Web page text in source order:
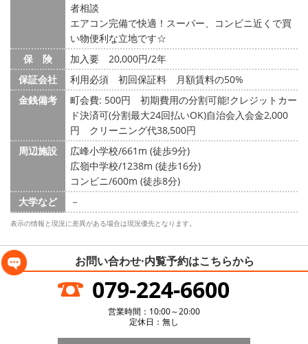
者相談
エアコン完備で快適！スーパー、コンビニ近くで買
い物便利な立地です☆
保 険
加入要 20,000円/2年
保証会社
利用必須 初回保証料 月額賃料の50%
金銭備考
町会費: 500円
初期費用の分割可能!クレジットカー
ド決済可(分割最大24回払いOK)自治会入会金2,000
円 クリーニング代38,500円
周辺施設
広峰小学校/661m (徒歩9分)
広嶺中学校/1238m (徒歩16分)
コンビニ/600m (徒歩8分)
大学など
－
表示の情報と現況に差異がある場合は現況優先となります。
お問い合わせ·内覧予約はこちらから
079-224-6600
営業時間：10:00～20:00
定休日：無し